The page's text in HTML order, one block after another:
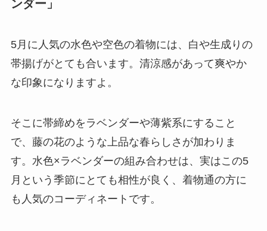
ンダー」
5月に人気の水色や空色の着物には、白や生成りの
帯揚げがとても合います。清涼感があって爽やか
な印象になりますよ。
そこに帯締めをラベンダーや薄紫系にすること
で、藤の花のような上品な春らしさが加わりま
す。水色×ラベンダーの組み合わせは、実はこの5
月という季節にとても相性が良く、着物通の方に
も人気のコーディネートです。